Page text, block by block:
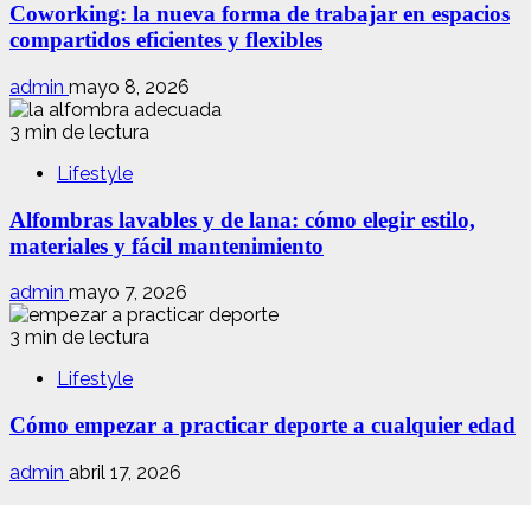
Coworking: la nueva forma de trabajar en espacios
compartidos eficientes y flexibles
admin mayo 8, 2026
3 min de lectura
Lifestyle
Alfombras lavables y de lana: cómo elegir estilo,
materiales y fácil mantenimiento
admin mayo 7, 2026
3 min de lectura
Lifestyle
Cómo empezar a practicar deporte a cualquier edad
admin abril 17, 2026